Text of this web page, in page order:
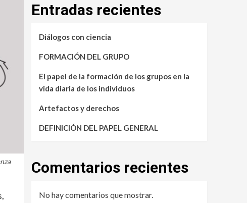
Entradas recientes
Diálogos con ciencia
FORMACIÓN DEL GRUPO
El papel de la formación de los grupos en la
vida diaria de los individuos
Artefactos y derechos
DEFINICIÓN DEL PAPEL GENERAL
Comentarios recientes
No hay comentarios que mostrar.